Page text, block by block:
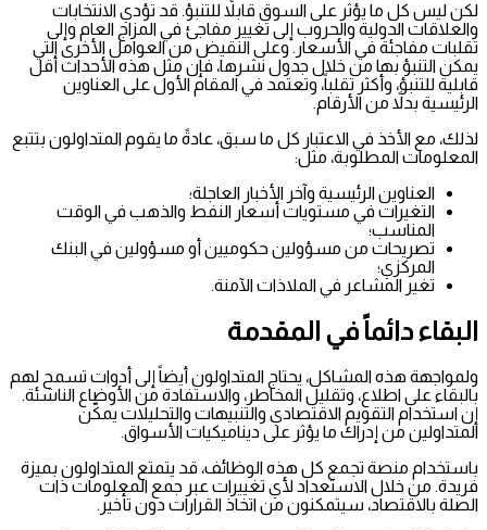
لكن ليس كل ما يؤثر على السوق قابلاً للتنبؤ. قد تؤدي الانتخابات
والعلاقات الدولية والحروب إلى تغيير مفاجئ في المزاج العام وإلى
تقلبات مفاجئة في الأسعار. وعلى النقيض من العوامل الأخرى التي
يمكن التنبؤ بها من خلال جدول نشرها، فإن مثل هذه الأحداث أقل
قابلية للتنبؤ، وأكثر تقلباً، وتعتمد في المقام الأول على العناوين
الرئيسية بدلاً من الأرقام.
لذلك، مع الأخذ في الاعتبار كل ما سبق، عادةً ما يقوم المتداولون بتتبع
المعلومات المطلوبة، مثل:
العناوين الرئيسية وآخر الأخبار العاجلة؛
التغيرات في مستويات أسعار النفط والذهب في الوقت
المناسب؛
تصريحات من مسؤولين حكوميين أو مسؤولين في البنك
المركزي؛
تغير المشاعر في الملاذات الآمنة.
البقاء دائماً في المقدمة
ولمواجهة هذه المشاكل، يحتاج المتداولون أيضاً إلى أدوات تسمح لهم
بالبقاء على اطلاع، وتقليل المخاطر، والاستفادة من الأوضاع الناشئة.
إن استخدام التقويم الاقتصادي والتنبيهات والتحليلات يمكّن
المتداولين من إدراك ما يؤثر على ديناميكيات الأسواق.
باستخدام منصة تجمع كل هذه الوظائف، قد يتمتع المتداولون بميزة
فريدة. من خلال الاستعداد لأي تغييرات عبر جمع المعلومات ذات
الصلة بالاقتصاد، سيتمكنون من اتخاذ القرارات دون تأخير.